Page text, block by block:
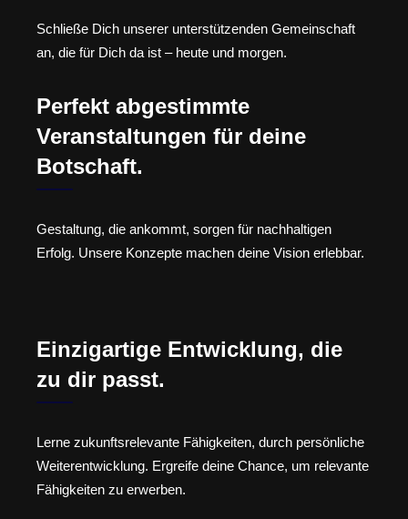
Schließe Dich unserer unterstützenden Gemeinschaft
an, die für Dich da ist – heute und morgen.
Perfekt abgestimmte
Veranstaltungen für deine
Botschaft.
Gestaltung, die ankommt, sorgen für nachhaltigen
Erfolg. Unsere Konzepte machen deine Vision erlebbar.
Einzigartige Entwicklung, die
zu dir passt.
Lerne zukunftsrelevante Fähigkeiten, durch persönliche
Weiterentwicklung. Ergreife deine Chance, um relevante
Fähigkeiten zu erwerben.